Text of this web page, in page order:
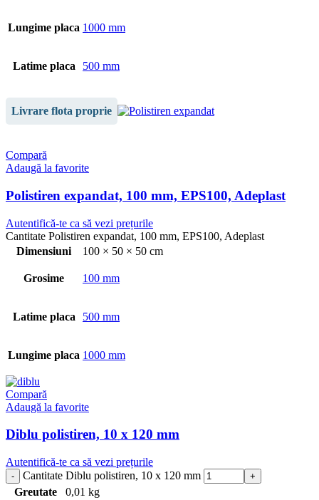
Lungime placa 1000 mm
Latime placa 500 mm
Livrare flota proprie
Compară
Adaugă la favorite
Polistiren expandat, 100 mm, EPS100, Adeplast
Autentifică-te ca să vezi prețurile
Cantitate Polistiren expandat, 100 mm, EPS100, Adeplast
Dimensiuni
100 × 50 × 50 cm
Grosime 100 mm
Latime placa 500 mm
Lungime placa 1000 mm
Compară
Adaugă la favorite
Diblu polistiren, 10 x 120 mm
Autentifică-te ca să vezi prețurile
Cantitate Diblu polistiren, 10 x 120 mm
Greutate
0,01 kg